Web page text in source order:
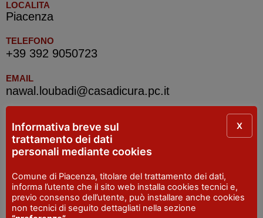
LOCALITA
Piacenza
TELEFONO
+39 392 9050723
EMAIL
nawal.loubadi@casadicura.pc.it
IAT R Piacenza
Piazza Cavalli, 7 - Piacenza
SITO WEB
visitpiacenza.it/piacenza/
Informativa breve sul
trattamento dei dati
personali mediante cookies
Comune di Piacenza, titolare del trattamento dei dati,
informa l’utente che il sito web installa cookies tecnici e,
previo consenso dell’utente, può installare anche cookies
non tecnici di seguito dettagliati nella sezione
X